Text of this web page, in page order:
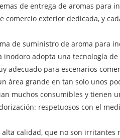
de entrega de aromas para
comercio exterior dedicada, y
de suministro de aroma para
adopta una tecnología
adecuado para escenarios
área grande en tan solo unos
muchos consumibles y tienen
respetuosos con el
calidad, que no son